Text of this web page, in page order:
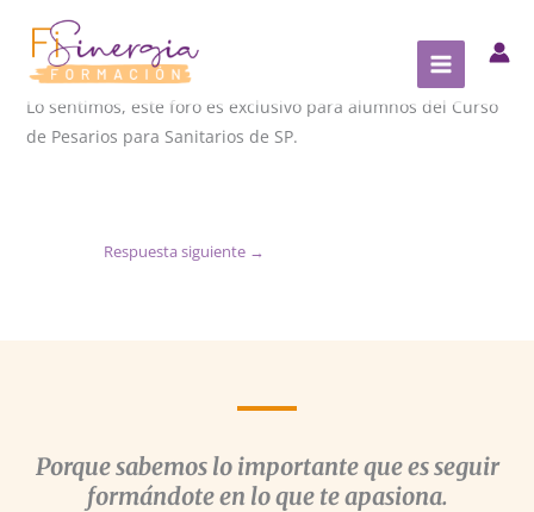
contenido
Lo sentimos, este foro es exclusivo para alumnos del Curso
de Pesarios para Sanitarios de SP.
Respuesta siguiente →
Porque sabemos lo importante que es seguir
formándote en lo que te apasiona.